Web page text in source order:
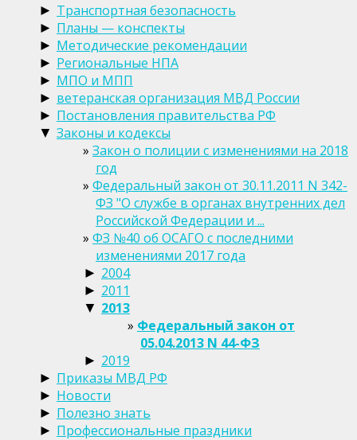
► Транспортная безопасность
► Планы — конспекты
► Методические рекомендации
► Региональные НПА
► МПО и МПП
► ветеранская организация МВД России
► Постановления правительства РФ
▼ Законы и кодексы
Закон о полиции с изменениями на 2018
год
Федеральный закон от 30.11.2011 N 342-
ФЗ "О службе в органах внутренних дел
Российской Федерации и ...
ФЗ №40 об ОСАГО с последними
изменениями 2017 года
► 2004
► 2011
▼ 2013
Федеральный закон от
05.04.2013 N 44-ФЗ
► 2019
► Приказы МВД РФ
► Новости
► Полезно знать
► Профессиональные праздники